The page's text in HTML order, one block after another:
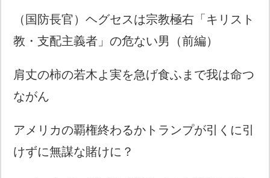
（国防長官）ヘグセスは宗教極右「キリスト
教・支配主義者」の危ない男（前編）
肩丈の柿の若木よ実を急げ食ふまで我は命つ
ながん
アメリカの覇権終わるかトランプが引くに引
けずに無謀な賭けに？